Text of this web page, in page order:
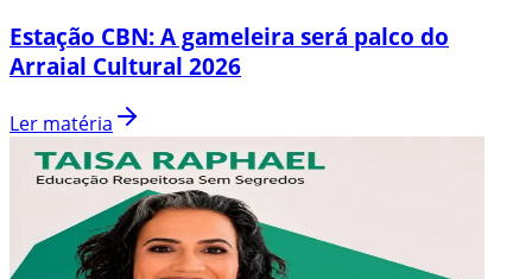
Estação CBN: A gameleira será palco do
Arraial Cultural 2026
Ler matéria